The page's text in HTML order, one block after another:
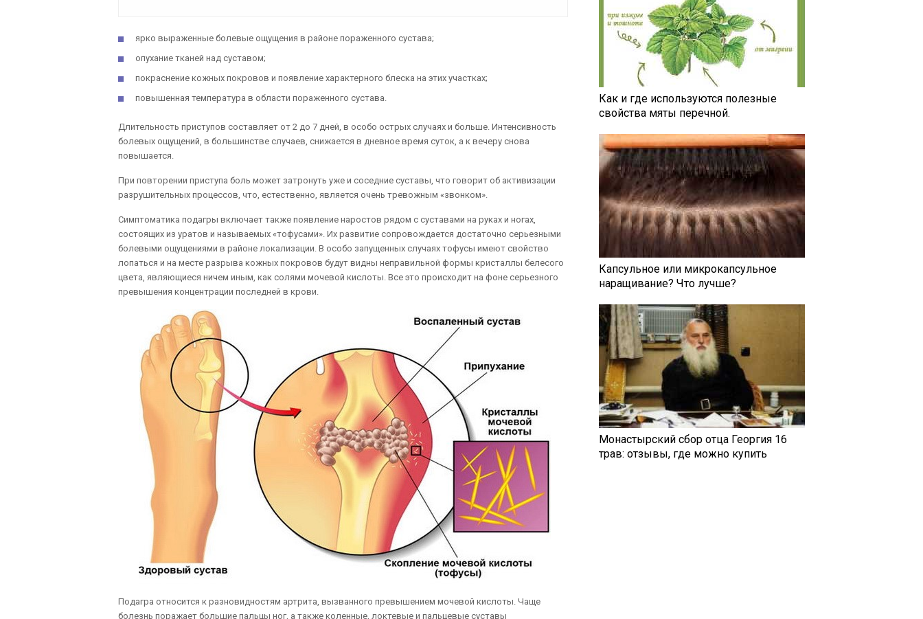
ярко выраженные болевые ощущения в районе пораженного сустава;
опухание тканей над суставом;
покраснение кожных покровов и появление характерного блеска на этих участках;
повышенная температура в области пораженного сустава.
Длительность приступов составляет от 2 до 7 дней, в особо острых случаях и больше. Интенсивность
болевых ощущений, в большинстве случаев, снижается в дневное время суток, а к вечеру снова
повышается.
При повторении приступа боль может затронуть уже и соседние суставы, что говорит об активизации
разрушительных процессов, что, естественно, является очень тревожным «звонком».
Симптоматика подагры включает также появление наростов рядом с суставами на руках и ногах,
состоящих из уратов и называемых «тофусами». Их развитие сопровождается достаточно серьезными
болевыми ощущениями в районе локализации. В особо запущенных случаях тофусы имеют свойство
лопаться и на месте разрыва кожных покровов будут видны неправильной формы кристаллы белесого
цвета, являющиеся ничем иным, как солями мочевой кислоты. Все это происходит на фоне серьезного
превышения концентрации последней в крови.
Подагра относится к разновидностям артрита, вызванного превышением мочевой кислоты. Чаще
болезнь поражает большие пальцы ног, а также коленные, локтевые и пальцевые суставы
Как и где используются полезные
свойства мяты перечной.
Капсульное или микрокапсульное
наращивание? Что лучше?
Монастырский сбор отца Георгия 16
трав: отзывы, где можно купить